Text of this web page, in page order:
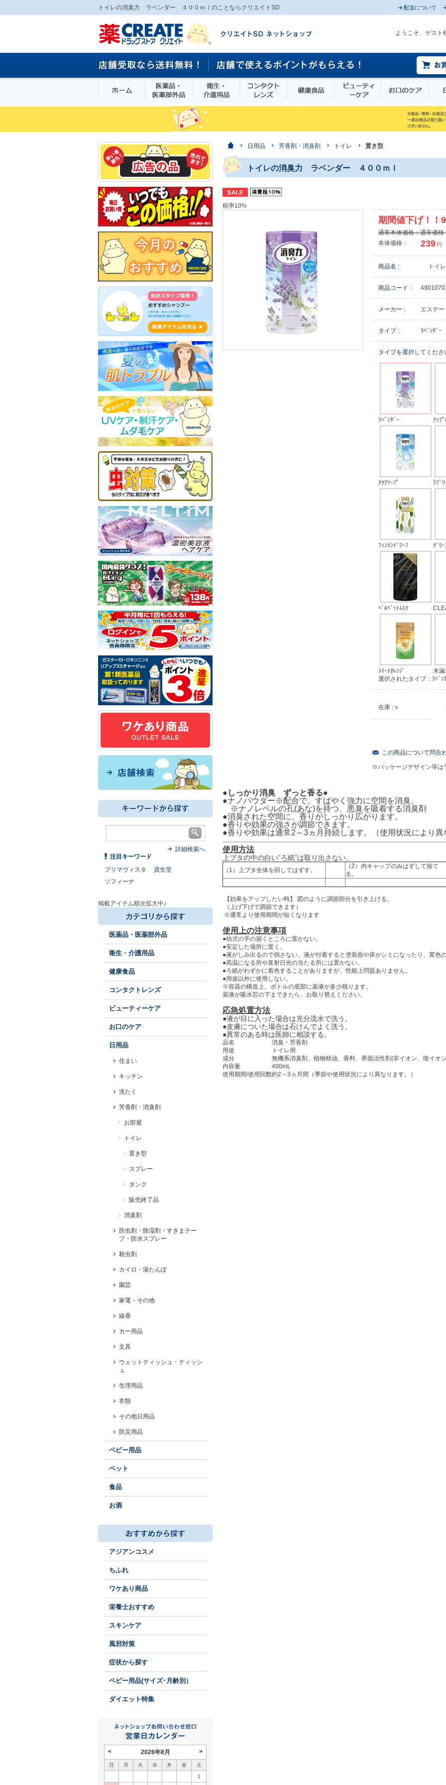
トイレの消臭力 ラベンダー ４００ｍｌのことならクリエイトSD 配送について
ようこそ、ゲスト
ホーム 医薬品・医薬部外品衛生・介護用品 コンタクトレンズ健康食品 ビューティーケアお口の
ホーム日用品 芳香剤・消臭剤 トイレ 置き型
トイレの消臭力 ラベンダー ４００ｍｌ
税率10%
期間値下げ！！
通常本体価格：通常価格
本体価格：
239 円
商品名 : トイ
商品コード :
メーカー : エステー
タイプ : ﾗﾍﾞﾝﾀﾞｰ
タイプを選択してくださ
ﾗﾍﾞﾝﾀﾞｰ ｱｯﾌ
ｱｸｱｿｰﾌﾟ ﾗﾌﾞ
ﾌｨﾝﾗﾝﾄﾞﾘｰﾌ ｸﾞﾘ
ﾍﾞﾙﾍﾞｯﾄﾑｽｸ
ｽｲｰﾄｵﾚﾝｼﾞ
木漏
選択されたタイプ：ﾗﾍﾞﾝ
在庫 : ○
この商品について問合
※パッケージデザイン等は
●しっかり消臭 ずっと香る●
●ナノパウダー※配合で、すばやく強力に空間を消臭。
※ナノレベルの孔(あな)を持つ、悪臭を吸着する消臭剤
●消臭された空間に、香りがしっかり広がります。
●香りや効果の強さが調節できます。
●香りや効果は通常2～3ヵ月持続します。（使用状況により異
使用方法
上ブタの中の白い”ろ紙”は取り出さない。
（1）上ブタ全体を回してはずす。
（2）内キャップのみはずして捨て
る。
【効果をアップしたい時】 図のように調節部分を引き上げる。
（上げ下げで調節できます）
※通常より使用期間が短くなります
使用上の注意事項
●幼児の手の届くところに置かない。
●安定した場所に置く。
●液がしみ出るので倒さない。液が付着すると塗装面や床がシミになったり、変色
●高温になる所や直射日光の当たる所には置かない。
●ろ紙がわずかに着色することがありますが、性能上問題ありません。
●用途以外に使用しない。
※容器の構造上、ボトルの底部に薬液が多少残ります。
薬液が吸水芯の下まできたら、お取り替えください。
応急処置方法
●液が目に入った場合は充分流水で洗う。
●皮膚についた場合は石けんでよく洗う。
●異常のある時は医師に相談する。
品名
消臭・芳香剤
用途
トイレ用
成分
無機系消臭剤、植物精油、香料、界面活性剤(非イオン、陰イオ
内容量
400mL
使用期間/使用回数約2～3ヵ月間（季節や使用状況により異なります。）
詳細検索へ
注目キーワード
プリマヴィスタ
資生堂
ソフィーナ
掲載アイテム順次拡大中♪
医薬品・医薬部外品
衛生・介護用品
健康食品
コンタクトレンズ
ビューティーケア
お口のケア
日用品
住まい
キッチン
洗たく
芳香剤・消臭剤
お部屋
トイレ
置き型
スプレー
タンク
販売終了品
消臭剤
防虫剤・除湿剤・すきまテー
プ・防水スプレー
殺虫剤
カイロ・湯たんぽ
園芸
家電・その他
線香
カー用品
文具
ウェットティッシュ・ティッシ
ュ
生理用品
衣類
その他日用品
防災用品
ベビー用品
ペット
食品
お酒
アジアンコスメ
ちふれ
ワケあり商品
栄養士おすすめ
スキンケア
風邪対策
症状から探す
ベビー用品(サイズ･月齢別）
ダイエット特集
< >
2026年8月
日 月 火 水 木 金 土
1